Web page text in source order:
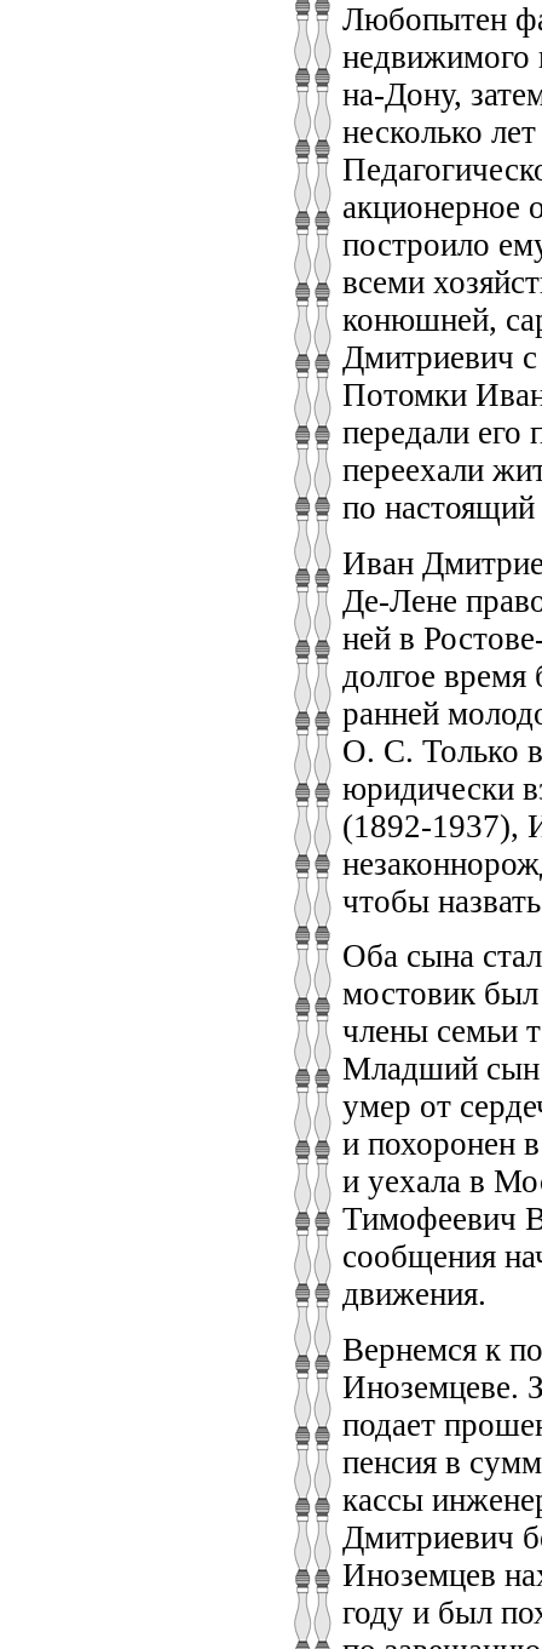
Любопытен
недвижимого
на-Дону,
несколько
акционерное
построило
всеми
конюшней,
Дмитриевич с
Потомки
передали его
переехали
по настоящий
Иван
Де-Лене
ней в
долгое
ранней
О. С. Только
юридически
(1892-1937),
чтобы
Оба сына
мостовик был
члены семьи
Младший сын
умер от
и похоронен
и уехала в
Тимофеевич
сообщения
движения.
Вернемся к
Иноземцеве.
подает
пенсия в
кассы
Дмитриевич
Иноземцев
году и был